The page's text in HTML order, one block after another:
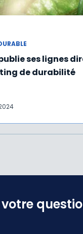
publie ses lignes
de durabilité